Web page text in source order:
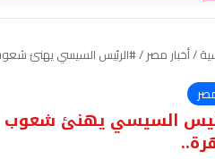
/أخبار مصر/#الرئيس السيسي يهنئ شعوب
السيسي يهنئ شعوب